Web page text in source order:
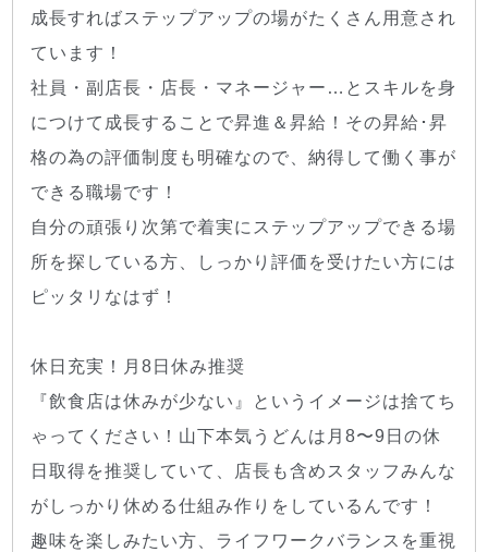
成長すればステップアップの場がたくさん用意され
ています！
社員・副店長・店長・マネージャー…とスキルを身
につけて成長することで昇進＆昇給！その昇給･昇
格の為の評価制度も明確なので、納得して働く事が
できる職場です！
自分の頑張り次第で着実にステップアップできる場
所を探している方、しっかり評価を受けたい方には
ピッタリなはず！
休日充実！月8日休み推奨
『飲食店は休みが少ない』というイメージは捨てち
ゃってください！山下本気うどんは月8〜9日の休
日取得を推奨していて、店長も含めスタッフみんな
がしっかり休める仕組み作りをしているんです！
趣味を楽しみたい方、ライフワークバランスを重視